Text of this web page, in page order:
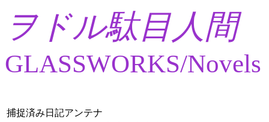
ヲドル駄目人間
GLASSWORKS/Novels
捕捉済み日記アンテナ